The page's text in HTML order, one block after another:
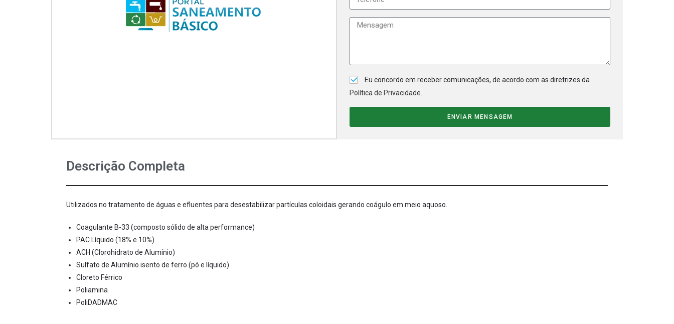
Eu concordo em receber comunicações, de acordo com as diretrizes da
Política de Privacidade
ENVIAR MENSAGEM
Descrição Completa
Utilizados no tratamento de águas e efluentes para desestabilizar partículas coloidais gerando coágulo em meio aquoso.
Coagulante B-33 (composto sólido de alta performance)
PAC Líquido (18% e 10%)
ACH (Clorohidrato de Alumínio)
Sulfato de Alumínio isento de ferro (pó e líquido)
Cloreto Férrico
Poliamina
PoliDADMAC